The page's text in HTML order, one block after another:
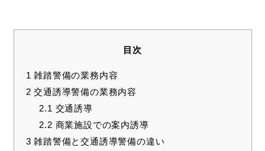
目次
1 雑踏警備の業務内容
2 交通誘導警備の業務内容
2.1 交通誘導
2.2 商業施設での案内誘導
3 雑踏警備と交通誘導警備の違い